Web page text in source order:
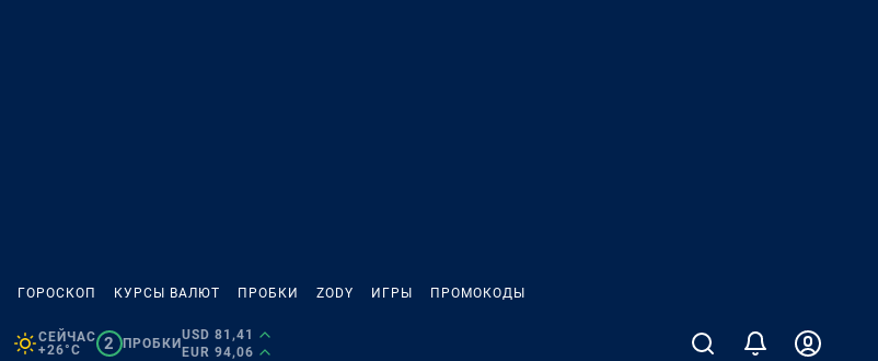
ГОРОСКОП КУРСЫ ВАЛЮТ ПРОБКИ ZODY ИГРЫ ПРОМОКОДЫ
СЕЙЧАС
+26°C
2 ПРОБКИ
USD 81,41
EUR 94,06